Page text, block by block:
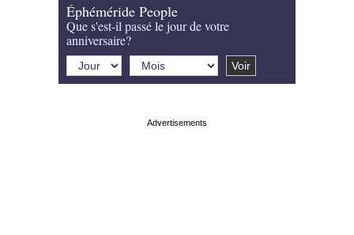
Éphéméride People
Que s'est-il passé le jour de votre
anniversaire?